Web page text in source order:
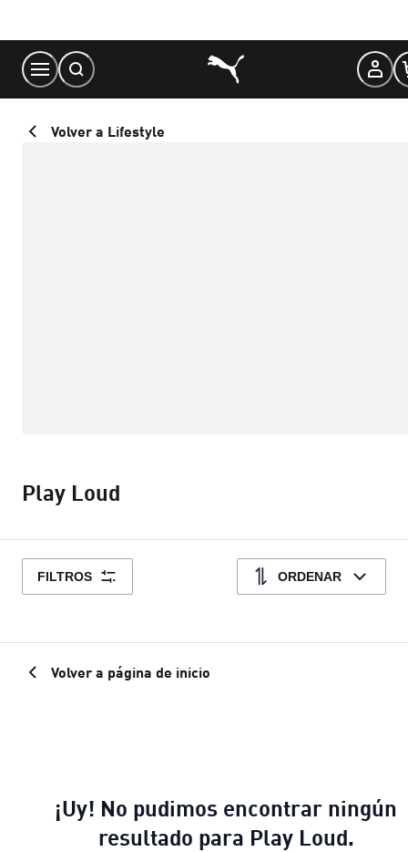
Content
Volver a Lifestyle
Play Loud
FILTROS ORDENAR
Volver a página de inicio
¡Uy! No pudimos encontrar ningún
resultado para Play Loud.